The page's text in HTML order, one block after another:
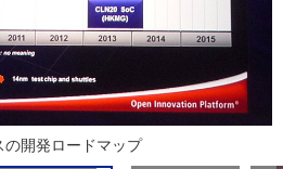
の開発ロードマップ